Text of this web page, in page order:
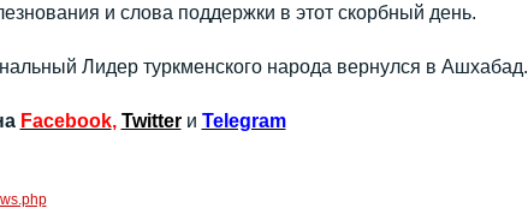
и слова поддержки в этот скорбный день.
Лидер туркменского народа вернулся в Ашхабад.
Facebook, Twitter и Telegram